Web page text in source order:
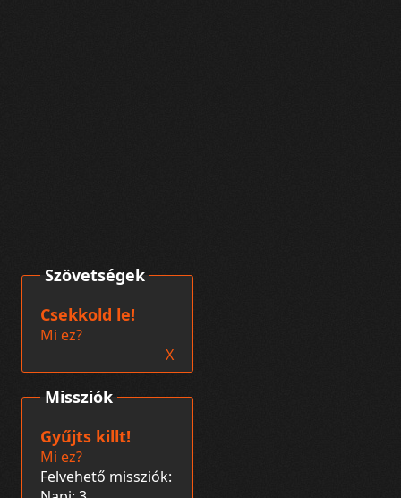
Missziók
Gyűjts killt!
Mi ez?
Felvehető missziók:
Szövetségek
Csekkold le!
Mi ez?
X